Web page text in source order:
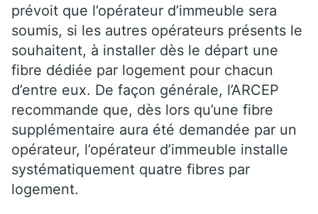
prévoit que l’opérateur d’immeuble sera
soumis, si les autres opérateurs présents le
souhaitent, à installer dès le départ une
fibre dédiée par logement pour chacun
d’entre eux. De façon générale, l’ARCEP
recommande que, dès lors qu’une fibre
supplémentaire aura été demandée par un
opérateur, l’opérateur d’immeuble installe
systématiquement quatre fibres par
logement.